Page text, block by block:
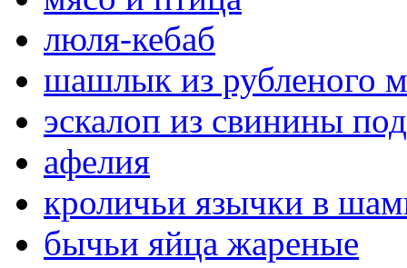
люля-кебаб
шашлык из рубленого
эскалоп из свинины
афелия
кроличьи язычки в
бычьи яйца жареные